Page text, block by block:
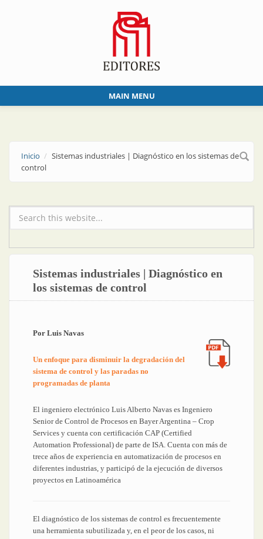
MAIN MENU
Inicio
Sistemas industriales | Diagnóstico en los sistemas de
control
Formulario de búsqueda
Sistemas industriales | Diagnóstico en
los sistemas de control
Por Luis Navas
Un enfoque para disminuir la degradación del
sistema de control y las paradas no
programadas de planta
El ingeniero electrónico Luis Alberto Navas es Ingeniero
Senior de Control de Procesos en Bayer Argentina – Crop
Services y cuenta con certificación CAP (Certified
Automation Professional) de parte de ISA. Cuenta con más de
trece años de experiencia en automatización de procesos en
diferentes industrias, y participó de la ejecución de diversos
proyectos en Latinoamérica
El diagnóstico de los sistemas de control es frecuentemente
una herramienta subutilizada y, en el peor de los casos, ni